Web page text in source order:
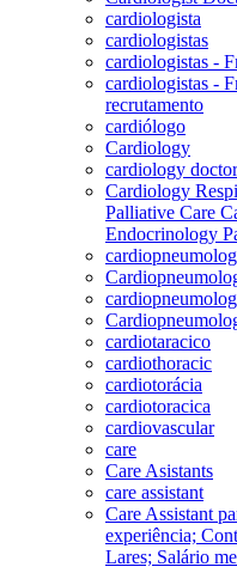
cardiologista
cardiologistas
cardiologistas -
cardiologistas -
recrutamento
cardiólogo
Cardiology
cardiology doctor
Cardiology
Palliative Care
Endocrinology
cardiotaracico
cardiothoracic
cardiotorácia
cardiotoracica
cardiovascular
care
Care Asistants
care assistant
Care Assistant
experiência;
Lares; Salário